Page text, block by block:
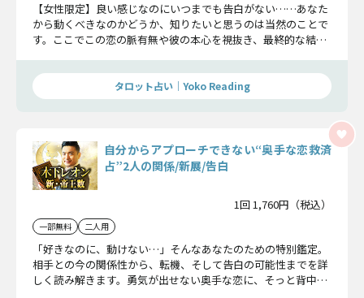
【女性限定】良い感じなのにいつまでも告白がない……あなた
から動くべきなのかどうか、知りたいと思うのは当然のことで
す。ここでこの恋の脈有無や彼の本心を視抜き、最終的な結論
タロット占い｜Yoko Reading
自分からアプローチできない“奥手な恋救済
占”2人の関係/新展/告白
1回 1,760円（税込）
一部無料 二人用
「好きなのに、動けない…」そんなあなたのための特別鑑定。
相手との今の関係性から、転機、そして告白の可能性までを詳
しく読み解きます。勇気が出せない奥手な恋に、そっと背中を